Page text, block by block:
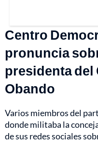
Centro
pronuncia
presidenta del
Obando
Varios miembros del
donde militaba la
de sus redes sociales